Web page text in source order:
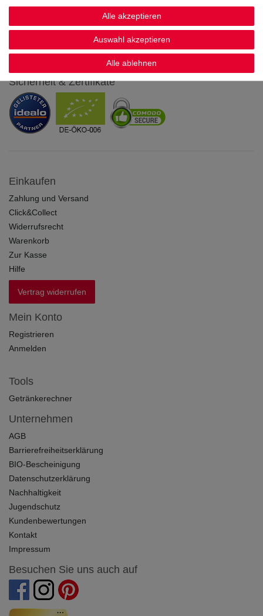
Sicherheit & Zertifikate
Einkaufen
Zahlung und Versand
Click&Collect
Widerrufsrecht
Warenkorb
Zur Kasse
Hilfe
Vertrag widerrufen
Mein Konto
Registrieren
Anmelden
Tools
Getränkerechner
Unternehmen
AGB
Barrierefreiheitserklärung
BIO-Bescheinigung
Datenschutzerklärung
Nachhaltigkeit
Jugendschutz
Kundenbewertungen
Kontakt
Impressum
Besuchen Sie uns auch auf
Alle akzeptieren
Auswahl akzeptieren
Alle ablehnen